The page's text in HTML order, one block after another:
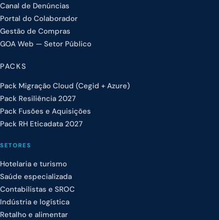
Canal de Denúncias
Portal do Colaborador
Gestão de Compras
GOA Web — Setor Público
PACKS
Pack Migração Cloud (Cegid + Azure)
Pack Resiliência 2027
Pack Fusões e Aquisições
Pack RH Eticadata 2027
SETORES
Hotelaria e turismo
Saúde especializada
Contabilistas e SROC
Indústria e logística
Retalho e alimentar